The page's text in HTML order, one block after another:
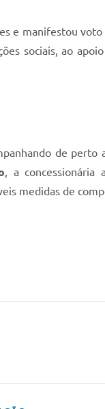
e manifestou
sociais, ao
de
, a concessionária
medidas de